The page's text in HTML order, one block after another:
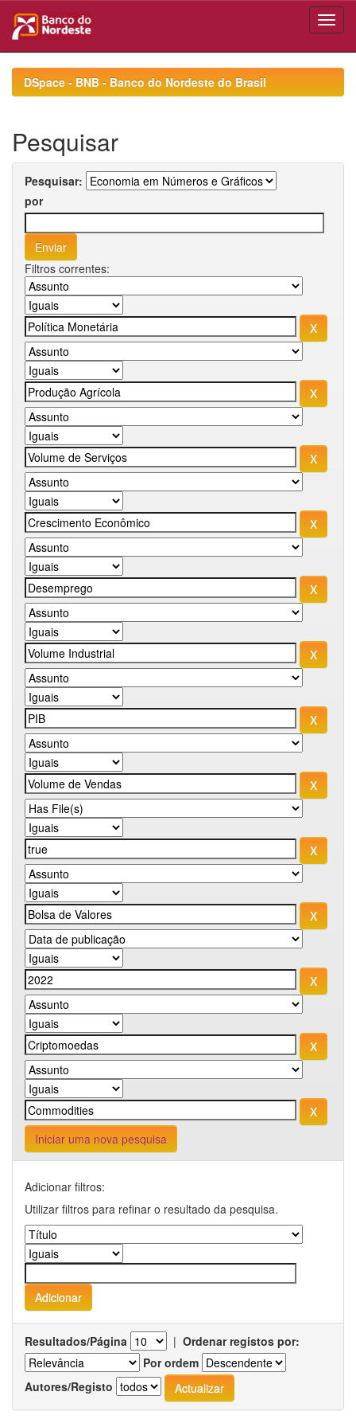
navigationDSpace - BNB - Banco do Nordeste do Brasil
Pesquisar
Pesquisar:
por
Filtros correntes:
Iniciar uma nova pesquisa
Adicionar filtros:
Utilizar filtros para refinar o resultado da pesquisa.
Resultados/Página | Ordenar registos por:
Por ordem
Autores/Registo